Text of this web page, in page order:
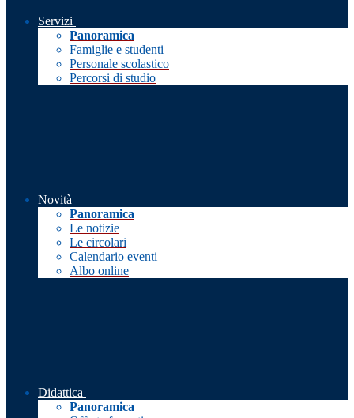
Servizi
Panoramica
Famiglie e studenti
Personale scolastico
Percorsi di studio
Novità
Panoramica
Le notizie
Le circolari
Calendario eventi
Albo online
Didattica
Panoramica